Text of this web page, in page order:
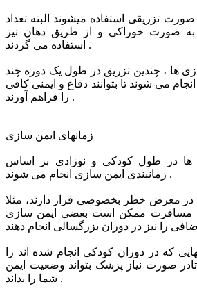
تزریقی استفاده میشوند البته تعداد
به صورت خوراکی و از طریق دهان نیز
استفاده می گردند .
ها ، چندین تزریق در طول یک دوره چند
می شوند تا بتوانند دفاع و ایمنی کافی
را فراهم آورند .
زمانهای ایمن سازی
ها در طول کودکی و نوزادی بر اساس
زمانبندی ایمن سازی انجام می شوند .
در معرض خطر بخصوصی قرار دارند، مثلا
مسافرت ممکن است بعضی ایمن سازی
که در دوران کودکی انجام شده اند را
صورت نیاز پزشک بتواند وضعیت ایمن
شما را بداند .